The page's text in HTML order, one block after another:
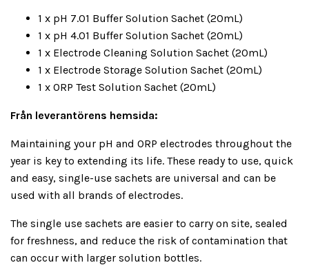
1 x pH 7.01 Buffer Solution Sachet (20mL)
1 x pH 4.01 Buffer Solution Sachet (20mL)
1 x Electrode Cleaning Solution Sachet (20mL)
1 x Electrode Storage Solution Sachet (20mL)
1 x ORP Test Solution Sachet (20mL)
Från leverantörens hemsida:
Maintaining your pH and ORP electrodes throughout the
year is key to extending its life. These ready to use, quick
and easy, single-use sachets are universal and can be
used with all brands of electrodes.
The single use sachets are easier to carry on site, sealed
for freshness, and reduce the risk of contamination that
can occur with larger solution bottles.